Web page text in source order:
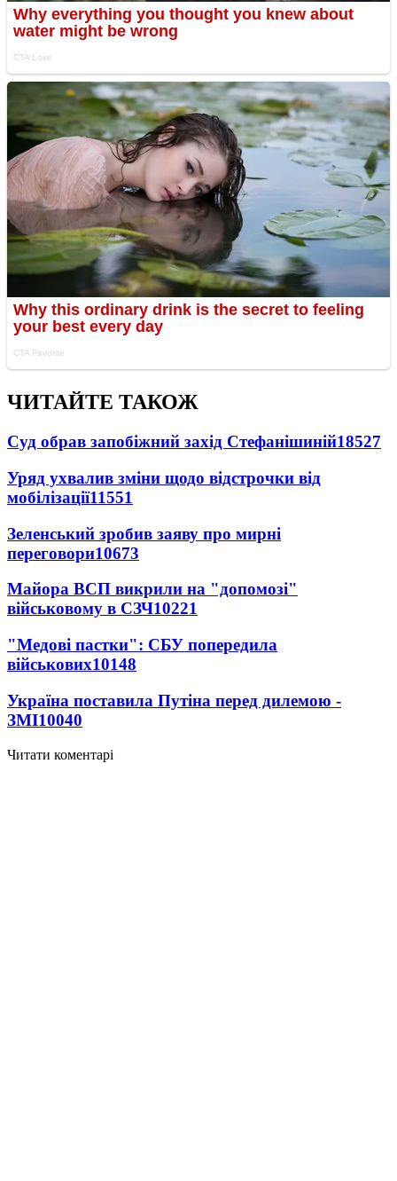
ЧИТАЙТЕ ТАКОЖ
Суд обрав запобіжний захід Стефанішиній18527
Уряд ухвалив зміни щодо відстрочки від
мобілізації11551
Зеленський зробив заяву про мирні
переговори10673
Майора ВСП викрили на "допомозі"
військовому в СЗЧ10221
"Медові пастки": СБУ попередила
військових10148
Україна поставила Путіна перед дилемою -
ЗМІ10040
Читати коментарі